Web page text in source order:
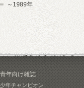
～1989年
年向け雑誌
年チャンピオン